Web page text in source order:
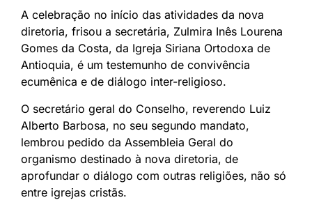
A celebração no início das atividades da nova
diretoria, frisou a secretária, Zulmira Inês Lourena
Gomes da Costa, da Igreja Siriana Ortodoxa de
Antioquia, é um testemunho de convivência
ecumênica e de diálogo inter-religioso.
O secretário geral do Conselho, reverendo Luiz
Alberto Barbosa, no seu segundo mandato,
lembrou pedido da Assembleia Geral do
organismo destinado à nova diretoria, de
aprofundar o diálogo com outras religiões, não só
entre igrejas cristãs.